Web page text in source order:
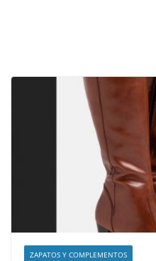
ZAPATOS Y COMPLEMENTOS